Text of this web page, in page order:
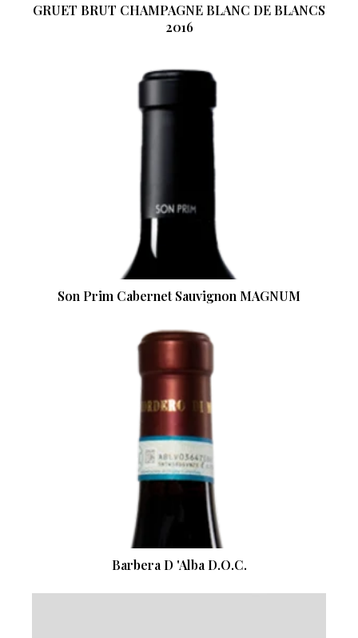
GRUET BRUT CHAMPAGNE BLANC DE BLANCS
2016
Son Prim Cabernet Sauvignon MAGNUM
Barbera D 'Alba D.O.C.